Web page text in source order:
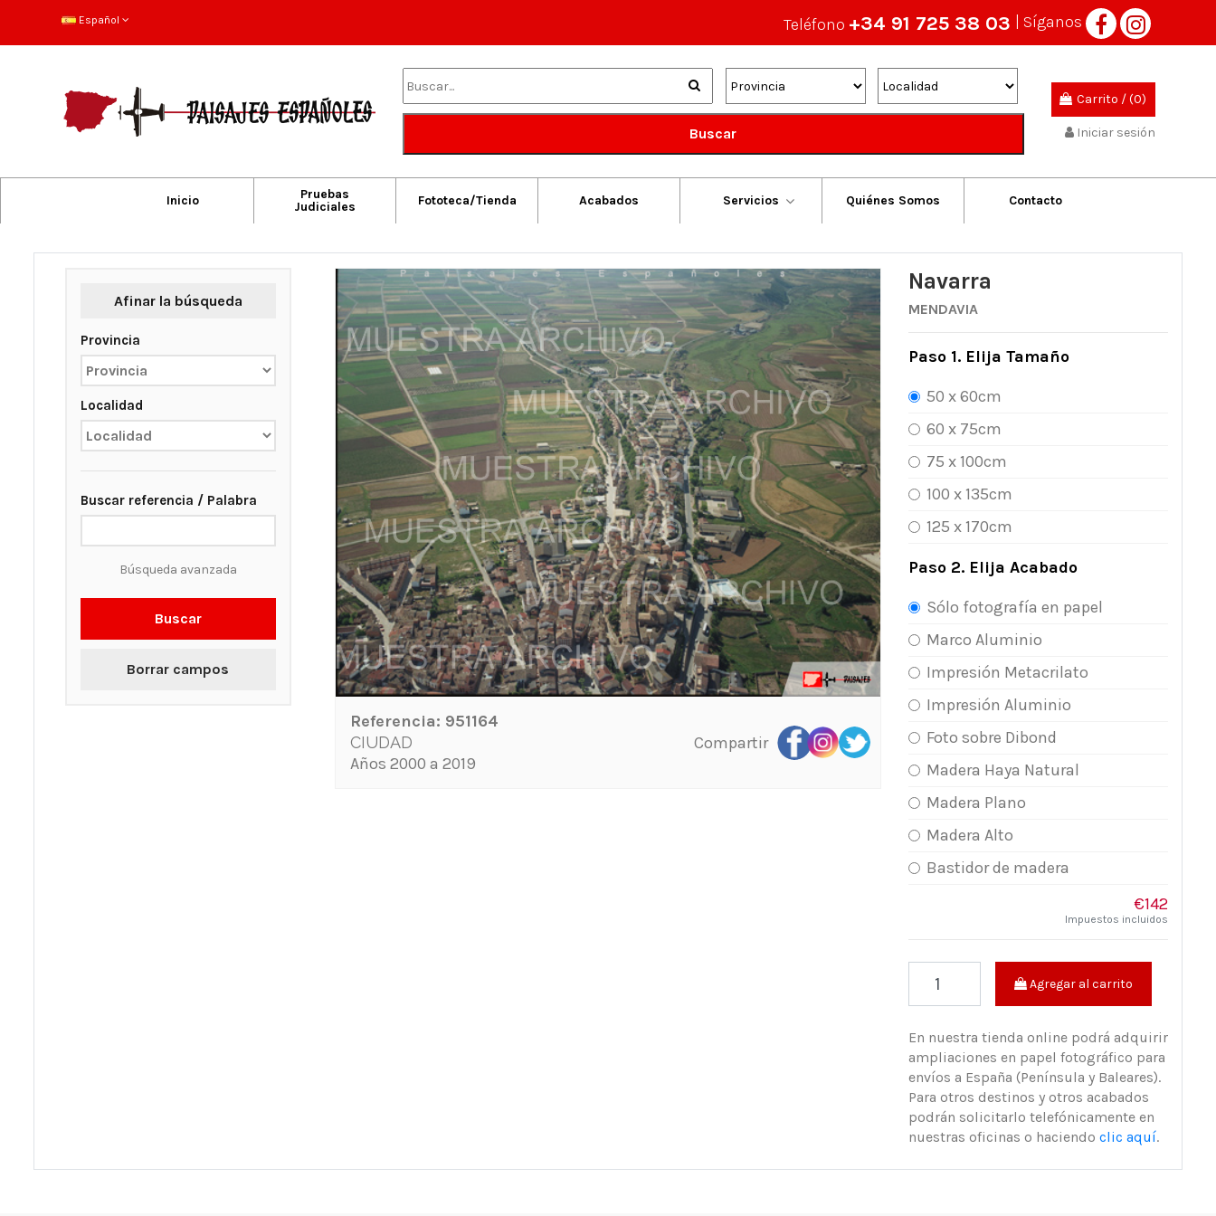
Español Teléfono +34 91 725 38 03 | Síganos
Buscar
Carrito /(0)
Iniciar sesión
Inicio
Pruebas
Judiciales
Fototeca/Tienda Acabados Servicios Quiénes Somos Contacto
Afinar la búsqueda
Provincia
Localidad
Buscar referencia / Palabra
Búsqueda avanzada
Buscar
Borrar campos
Referencia: 951164
CIUDAD
Años 2000 a 2019
Compartir
Navarra
MENDAVIA
Paso 1. Elija Tamaño
50 x 60cm
60 x 75cm
75 x 100cm
100 x 135cm
125 x 170cm
Paso 2. Elija Acabado
Sólo fotografía en papel
Marco Aluminio
Impresión Metacrilato
Impresión Aluminio
Foto sobre Dibond
Madera Haya Natural
Madera Plano
Madera Alto
Bastidor de madera
€142
Impuestos incluidos
Agregar al carrito
En nuestra tienda online podrá adquirir
ampliaciones en papel fotográfico para
envíos a España (Península y Baleares).
Para otros destinos y otros acabados
podrán solicitarlo telefónicamente en
nuestras oficinas o haciendo clic aquí.